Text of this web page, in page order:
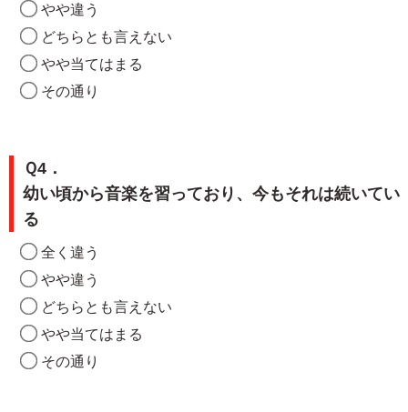
やや違う
どちらとも言えない
やや当てはまる
その通り
Ｑ4．
幼い頃から音楽を習っており、今もそれは続いてい
る
全く違う
やや違う
どちらとも言えない
やや当てはまる
その通り